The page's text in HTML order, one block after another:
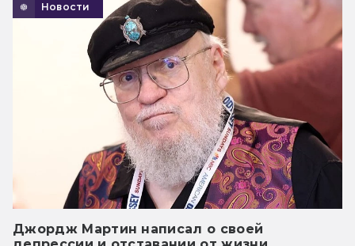
Новости
Джордж Мартин написал о своей